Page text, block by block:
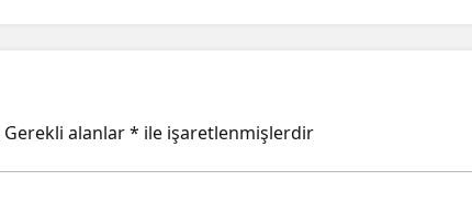
Gerekli alanlar* ile işaretlenmişlerdir